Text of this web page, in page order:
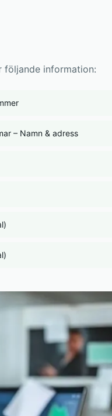
följande information:
– Namn & adress